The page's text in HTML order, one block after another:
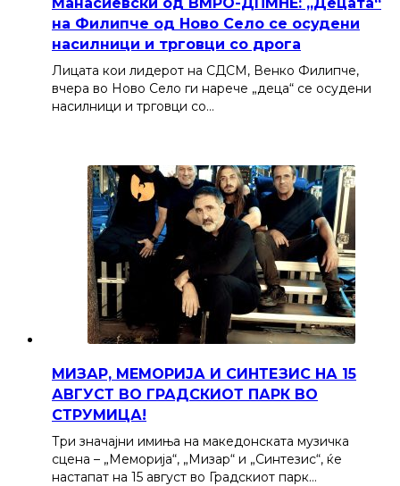
на Филипче од Ново Село се осудени
насилници и трговци со дрога
Лицата кои лидерот на СДСМ, Венко Филипче,
вчера во Ново Село ги нарече „деца“ се осудени
насилници и трговци со…
МИЗАР, МЕМОРИЈА И СИНТЕЗИС НА 15
АВГУСТ ВО ГРАДСКИОТ ПАРК ВО
СТРУМИЦА!
Три значајни имиња на македонската музичка
сцена – „Меморија“, „Мизар“ и „Синтезис“, ќе
настапат на 15 август во Градскиот парк…